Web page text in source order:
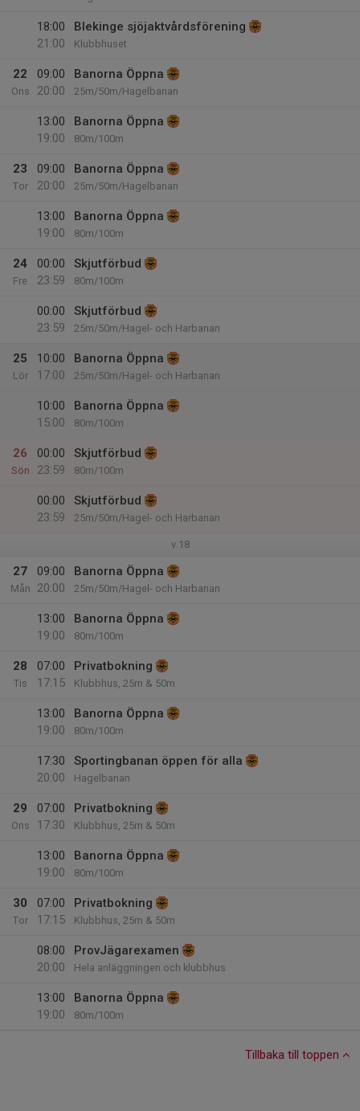
18:00
21:00
Blekinge sjöjaktvårdsförening
Klubbhuset
22
Ons
09:00
20:00
Banorna Öppna
25m/50m/Hagelbanan
13:00
19:00
Banorna Öppna
80m/100m
23
Tor
09:00
20:00
Banorna Öppna
25m/50m/Hagelbanan
13:00
19:00
Banorna Öppna
80m/100m
24
Fre
00:00
23:59
Skjutförbud
80m/100m
00:00
23:59
Skjutförbud
25m/50m/Hagel- och Harbanan
25
Lör
10:00
17:00
Banorna Öppna
25m/50m/Hagel- och Harbanan
10:00
15:00
Banorna Öppna
80m/100m
26
Sön
00:00
23:59
Skjutförbud
80m/100m
00:00
23:59
Skjutförbud
25m/50m/Hagel- och Harbanan
v.18
27
Mån
09:00
20:00
Banorna Öppna
25m/50m/Hagel- och Harbanan
13:00
19:00
Banorna Öppna
80m/100m
28
Tis
07:00
17:15
Privatbokning
Klubbhus, 25m & 50m
13:00
19:00
Banorna Öppna
80m/100m
17:30
20:00
Sportingbanan öppen för alla
Hagelbanan
29
Ons
07:00
17:30
Privatbokning
Klubbhus, 25m & 50m
13:00
19:00
Banorna Öppna
80m/100m
30
Tor
07:00
17:15
Privatbokning
Klubbhus, 25m & 50m
08:00
20:00
ProvJägarexamen
Hela anläggningen och klubbhus
13:00
19:00
Banorna Öppna
80m/100m
Tillbaka till toppen